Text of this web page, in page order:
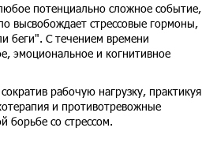
потенциально сложное событие,
высвобождает стрессовые гормоны,
беги". С течением времени
эмоциональное и когнитивное
рабочую нагрузку, практикуя
и противотревожные
борьбе со стрессом.